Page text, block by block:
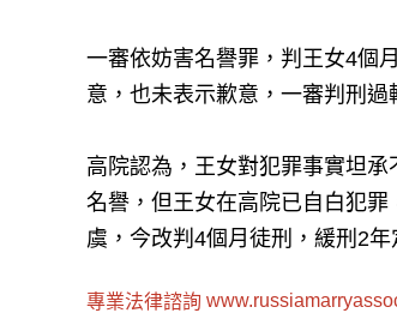
一審依妨害名譽罪，判王女4個
意，也未表示歉意，一審判刑過
高院認為，王女對犯罪事實坦
名譽，但王女在高院已自白犯
虞，今改判4個月徒刑，緩刑2年
專業法律諮詢